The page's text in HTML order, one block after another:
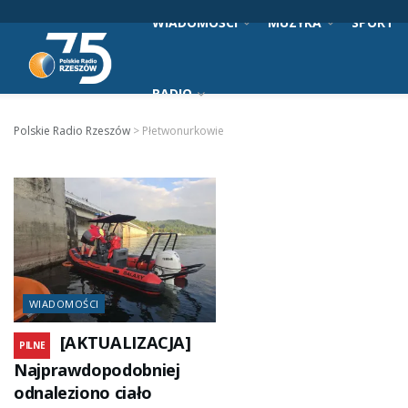
WIADOMOŚCI MUZYKA SPORT
RADIO
Polskie Radio Rzeszów > Płetwonurkowie
WIADOMOŚCI
PILNE
[AKTUALIZACJA]
Najprawdopodobniej
odnaleziono ciało